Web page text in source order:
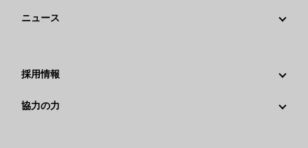
行動規範
ニュース
メディア情報
採用情報
Caterpillar社を選ぶ理由
協力の力